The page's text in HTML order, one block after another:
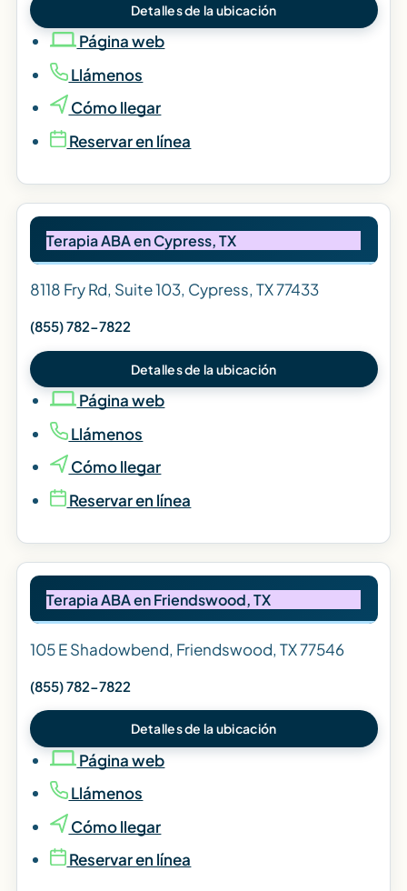
Detalles de la ubicación
Página web
Llámenos
Cómo llegar
Reservar en línea
Terapia ABA en Cypress, TX
8118 Fry Rd, Suite 103, Cypress, TX 77433
(855) 782-7822
Detalles de la ubicación
Página web
Llámenos
Cómo llegar
Reservar en línea
Terapia ABA en Friendswood, TX
105 E Shadowbend, Friendswood, TX 77546
(855) 782-7822
Detalles de la ubicación
Página web
Llámenos
Cómo llegar
Reservar en línea